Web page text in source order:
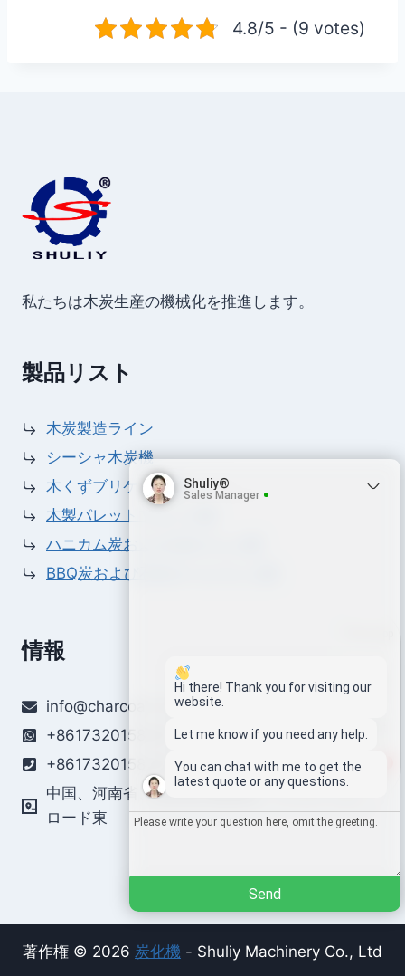
4.8/5 - (9 votes)
私たちは木炭生産の機械化を推進します。
製品リスト
木炭製造ライン
シーシャ木炭機
木くずブリケット機
木製パレットブロック機
ハニカム炭および石炭プレス機
BBQ炭および石炭ボールプレス機
情報
info@charcoal-machines.com
+8617320158259
+8617320158259
中国、河南省、鄭州経済開発区、ナウティカル
ロード東
著作権 © 2026 炭化機 - Shuliy Machinery Co., Ltd
Wechat
Chat
Shuliy®
Sales Manager
Hi there! Thank you for visiting our
website.
Let me know if you need any help.
You can chat with me to get the
latest quote or any questions.
Send